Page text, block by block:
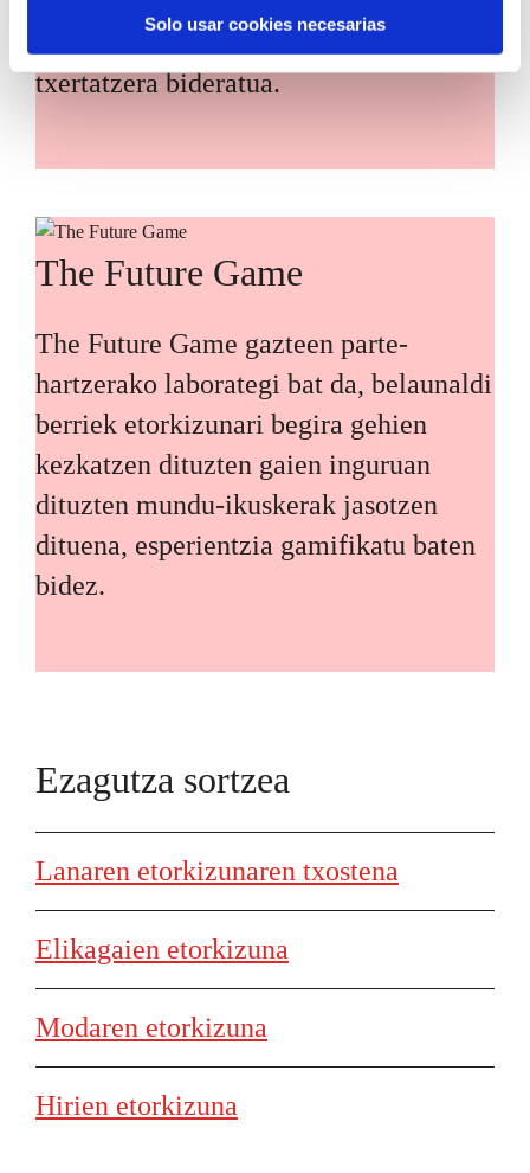
Solo usar cookies necesarias
txertatzera bideratua.
The Future Game
The Future Game gazteen parte-
hartzerako laborategi bat da, belaunaldi
berriek etorkizunari begira gehien
kezkatzen dituzten gaien inguruan
dituzten mundu-ikuskerak jasotzen
dituena, esperientzia gamifikatu baten
bidez.
Ezagutza sortzea
Lanaren etorkizunaren txostena
Elikagaien etorkizuna
Modaren etorkizuna
Hirien etorkizuna